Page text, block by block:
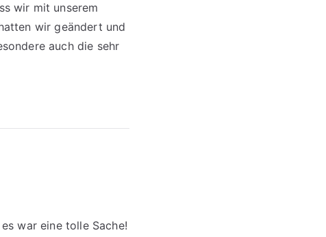
wir mit unserem
wir geändert und
auch die sehr
war eine tolle Sache!